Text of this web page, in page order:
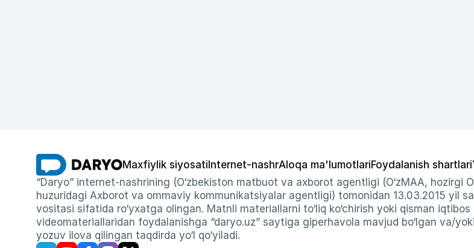
Maxfiylik siyosati Internet-nashrAloqa ma'lumotlariFoydalanish shartlari
“Daryo” internet-nashrining (O‘zbekiston matbuot va axborot agentligi (O‘zMAA, hozirgi
huzuridagi Axborot va ommaviy kommunikatsiyalar agentligi) tomonidan 13.03.2015 yil
vositasi sifatida ro‘yxatga olingan. Matnli materiallarni to‘liq ko‘chirish yoki qisman
videomateriallaridan foydalanishga “daryo.uz” saytiga giperhavola mavjud bo‘lgan va/
yozuv ilova qilingan taqdirda yo‘l qo‘yiladi.